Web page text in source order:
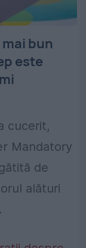
bun
este
cucerit,
Mandatory
de
alături